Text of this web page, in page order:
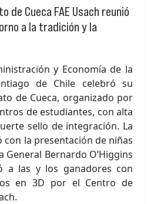
de Cueca FAE Usach reunió
a la tradición y la
y Economía de la
de Chile celebró su
de Cueca, organizado por
de estudiantes, con alta
sello de integración. La
la presentación de niñas
General Bernardo O’Higgins
a las y los ganadores con
en 3D por el Centro de